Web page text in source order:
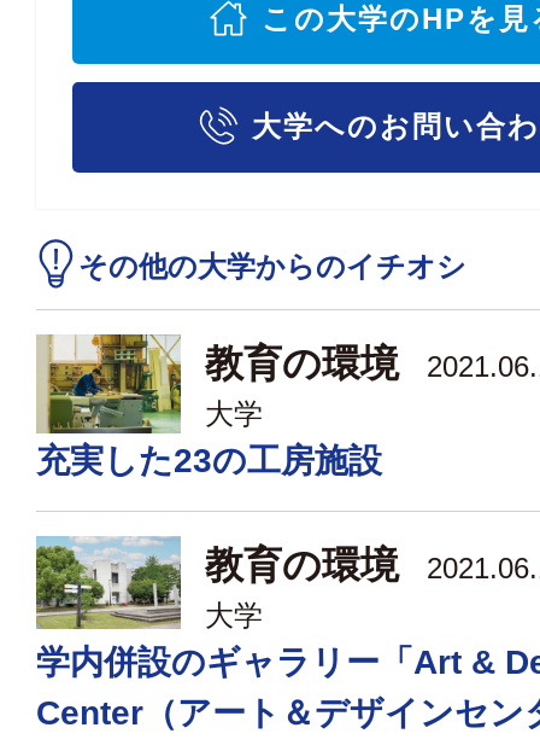
この大学のHPを見
大学へのお問い合
その他の大学からのイチオシ
教育の環境
大学
充実した23の工房施設
教育の環境
大学
学内併設のギャラリー「Art &
Center（アート＆デザインセン